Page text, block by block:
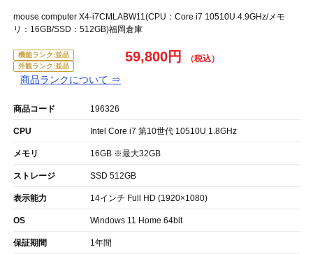
mouse computer X4-i7CMLABW11(CPU：Core i7 10510U 4.9GHz/メモ
リ：16GB/SSD：512GB)福岡倉庫
機能ランク:並品
外観ランク:並品
商品ランクについて ⇒
59,800円
商品コード 196326
CPU Intel Core i7 第10世代 10510U 1.8GHz
メモリ 16GB ※最大32GB
ストレージ SSD 512GB
表示能力 14インチ Full HD (1920×1080)
OS Windows 11 Home 64bit
保証期間 1年間